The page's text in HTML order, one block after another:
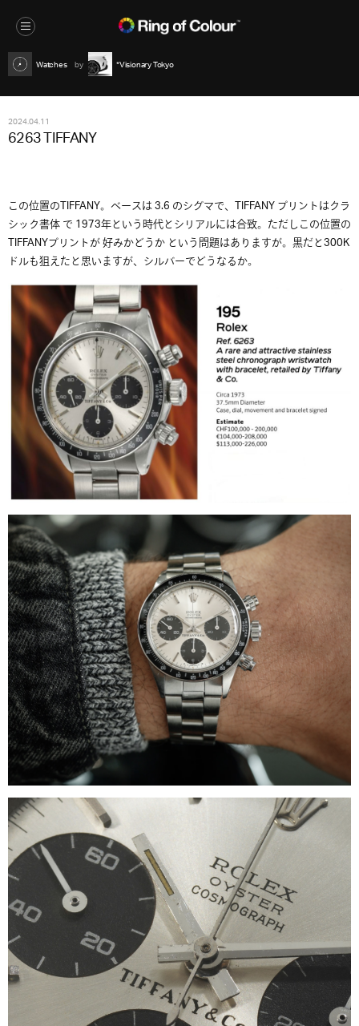
Watches *Visionary Tokyo
2024.04.11
6263 TIFFANY
この位置のTIFFANY。ベースは 3.6 のシグマで、TIFFANY プリントはクラ
シック書体 で 1973年という時代とシリアルには合致。ただしこの位置の
TIFFANYプリントが 好みかどうか という問題はありますが。黒だと300K
ドルも狙えたと思いますが、シルバーでどうなるか。